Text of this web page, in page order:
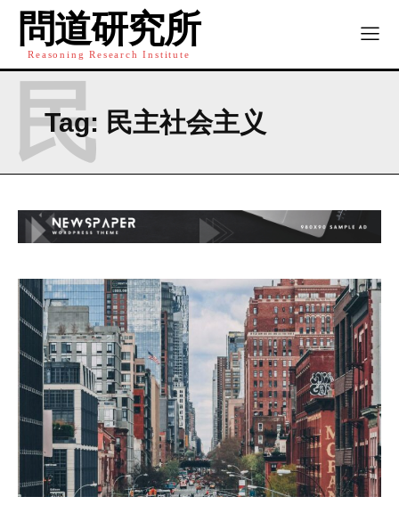
I WANT IN
I've read and accept thePrivacy Policy .
問道研究所
Reasoning Research Institute
Tag: 民主社会主义
民